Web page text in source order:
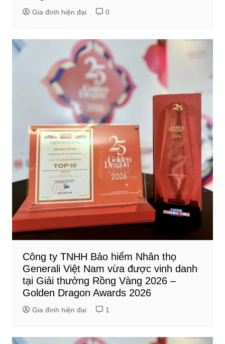
Gia đình hiện đại 0
Công ty TNHH Bảo hiểm Nhân thọ
Generali Việt Nam vừa được vinh danh
tại Giải thưởng Rồng Vàng 2026 –
Golden Dragon Awards 2026
Gia đình hiện đại 1